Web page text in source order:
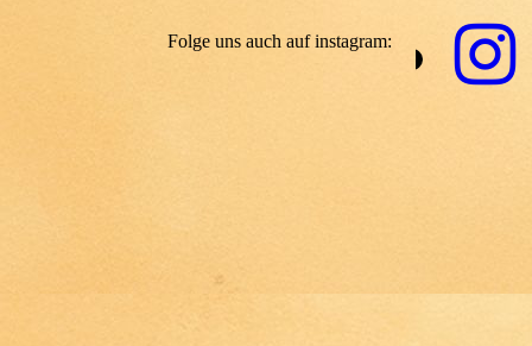
Folge uns auch auf instagram: